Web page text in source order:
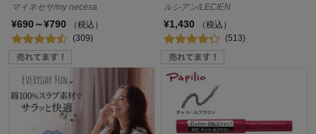
マイネセサ/my necesa
¥690～¥790
（税込）
(309)
ルシアン/LECIEN
¥1,430
（税込）
(513)